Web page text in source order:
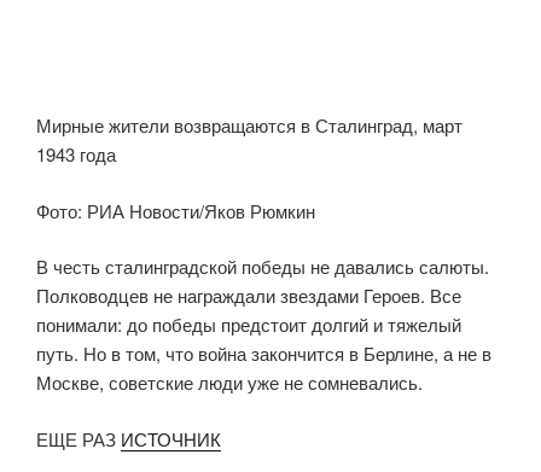
Мирные жители возвращаются в Сталинград, март
1943 года
Фото: РИА Новости/Яков Рюмкин
В честь сталинградской победы не давались салюты.
Полководцев не награждали звездами Героев. Все
понимали: до победы предстоит долгий и тяжелый
путь. Но в том, что война закончится в Берлине, а не в
Москве, советские люди уже не сомневались.
ЕЩЕ РАЗ ИСТОЧНИК